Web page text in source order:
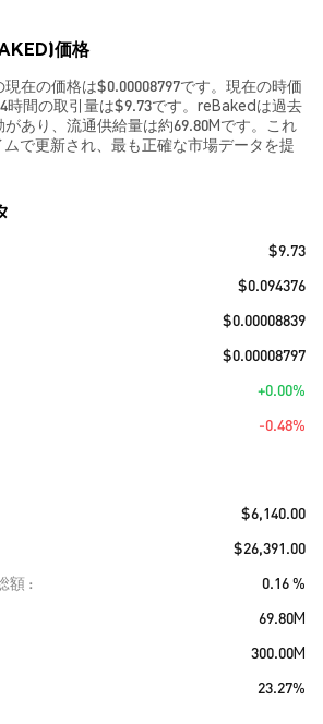
価格
在の価格は$0.00008797です。現在の時価
時間の取引量は$9.73です。reBakedは過去
があり、流通供給量は約69.80Mです。これ
で更新され、最も正確な市場データを提
$9.73
$0.094376
$0.00008839
$0.00008797
+0.00%
-0.48%
$6,140.00
$26,391.00
額
0.16 %
69.80M
300.00M
23.27%